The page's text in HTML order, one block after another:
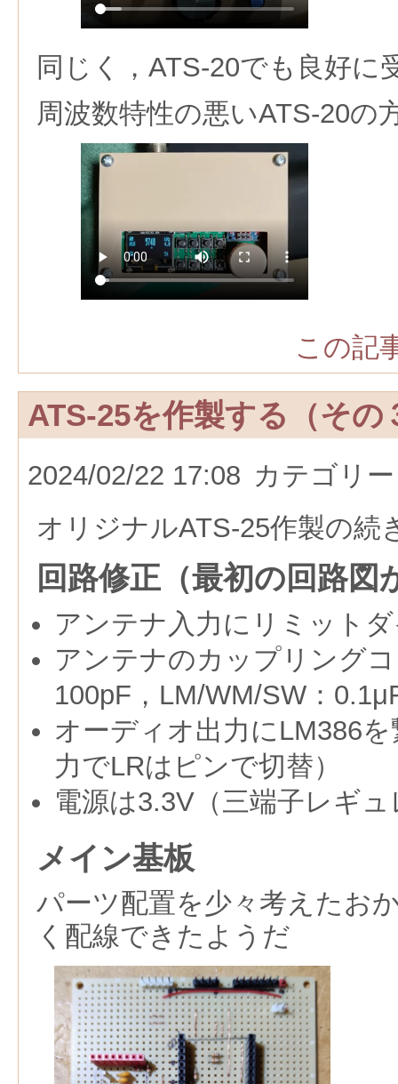
同じく，ATS-20でも良好に
周波数特性の悪いATS-20の
この記
ATS-25を作製する（その
2024/02/22 17:08 カテゴリ
オリジナルATS-25作製の続
回路修正（最初の回路図
アンテナ入力にリミット
アンテナのカップリング
100pF，LM/WM/SW：
オーディオ出力にLM386
力でLRはピンで切替）
電源は3.3V（三端子レギ
メイン基板
パーツ配置を少々考えたお
く配線できたようだ